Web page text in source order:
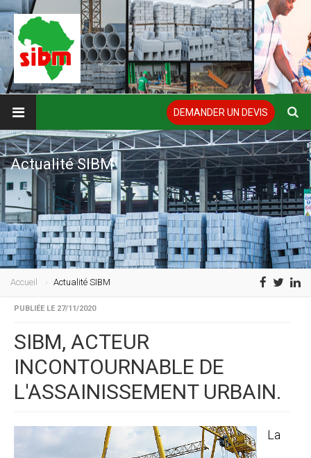
DEMANDER UN DEVIS
Actualité SIBM
Accueil Actualité SIBM
PUBLIÉE LE 27/11/2020
SIBM, ACTEUR
INCONTOURNABLE DE
L'ASSAINISSEMENT URBAIN.
La